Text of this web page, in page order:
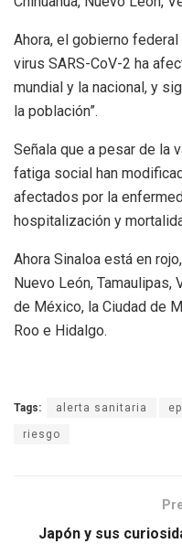
Ahora, el gobierno
virus SARS-CoV-2 ha
mundial y la nacional, y
la población”.
Señala que a pesar de la
fatiga social han
afectados por la
hospitalización y
Ahora Sinaloa está en
Nuevo León, Tamaulipas,
de México, la Ciudad de
Roo e Hidalgo.
Tags: alerta sanitaria
riesgo
Japón y sus